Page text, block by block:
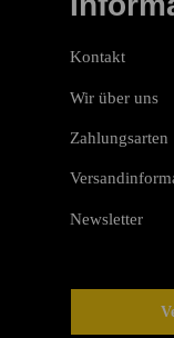
Kontakt
Wir über uns
Zahlungsarten
Newsletter